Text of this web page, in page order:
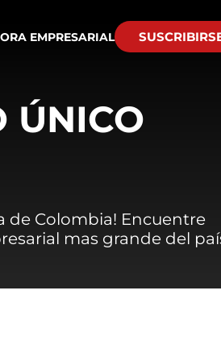
EMPRESARIAL
ÚNICO
de Colombia! Encuentre
mas grande del